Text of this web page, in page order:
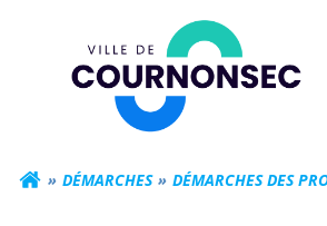
Mairie
DÉMARCHES DÉMARCHES DES